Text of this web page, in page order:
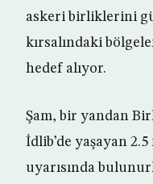
askeri birliklerini
kırsalındaki
hedef alıyor.
Şam, bir yandan
İdlib’de yaşayan
uyarısında